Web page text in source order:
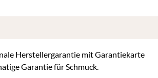
Herstellergarantie mit Garantiekarte
Garantie für Schmuck.